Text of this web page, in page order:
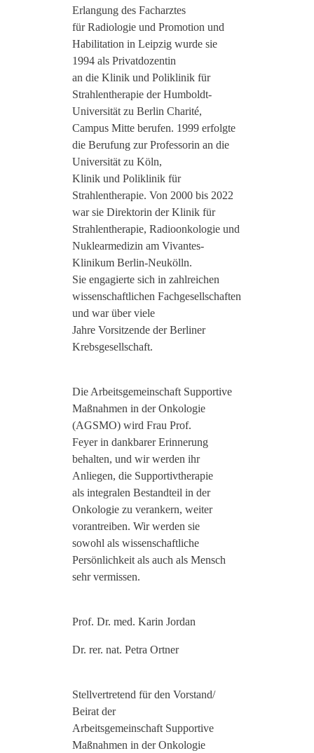
Erlangung des Facharztes
für Radiologie und Promotion und
Habilitation in Leipzig wurde sie
1994 als Privatdozentin
an die Klinik und Poliklinik für
Strahlentherapie der Humboldt-
Universität zu Berlin Charité,
Campus Mitte berufen. 1999 erfolgte
die Berufung zur Professorin an die
Universität zu Köln,
Klinik und Poliklinik für
Strahlentherapie. Von 2000 bis 2022
war sie Direktorin der Klinik für
Strahlentherapie, Radioonkologie und
Nuklearmedizin am Vivantes-
Klinikum Berlin-Neukölln.
Sie engagierte sich in zahlreichen
wissenschaftlichen Fachgesellschaften
und war über viele
Jahre Vorsitzende der Berliner
Krebsgesellschaft.
Die Arbeitsgemeinschaft Supportive
Maßnahmen in der Onkologie
(AGSMO) wird Frau Prof.
Feyer in dankbarer Erinnerung
behalten, und wir werden ihr
Anliegen, die Supportivtherapie
als integralen Bestandteil in der
Onkologie zu verankern, weiter
vorantreiben. Wir werden sie
sowohl als wissenschaftliche
Persönlichkeit als auch als Mensch
sehr vermissen.
Prof. Dr. med. Karin Jordan
Dr. rer. nat. Petra Ortner
Stellvertretend für den Vorstand/
Beirat der
Arbeitsgemeinschaft Supportive
Maßnahmen in der Onkologie